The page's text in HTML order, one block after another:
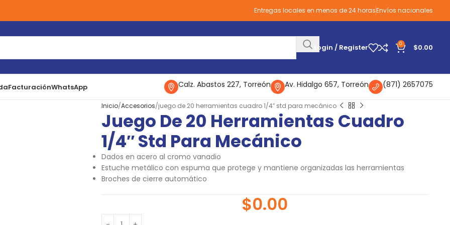
Entregas locales en menos de 24 horasEnvíos nacionales
Login / Register 0 $0.00
FacturaciónWhatsApp Calz. Abastos 227, Torreón Av. Hidalgo 657, Torreón (871) 2657075
Inicio Accesorios juego de 20 herramientas cuadro 1/4″ std para mecánico
Juego De 20 Herramientas Cuadro
1/4″ Std Para Mecánico
Dados en acero al cromo vanadio
Estuche metálico con espuma que protege y mantiene organizadas las herramientas
Broches de cierre automático
$0.00